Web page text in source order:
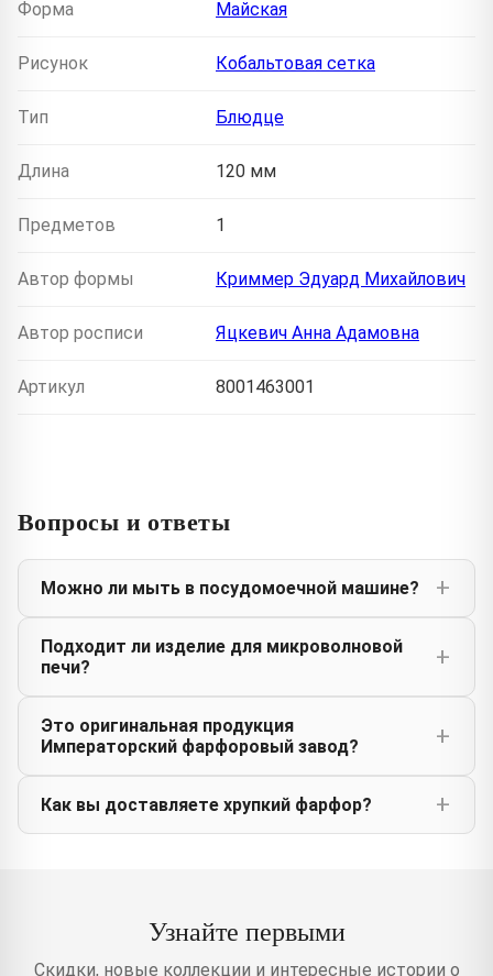
Форма Майская
Рисунок Кобальтовая сетка
Тип Блюдце
Длина 120 мм
Предметов 1
Автор формы Криммер Эдуард Михайлович
Автор росписи Яцкевич Анна Адамовна
Артикул 8001463001
Вопросы и ответы
Можно ли мыть в посудомоечной машине?
Подходит ли изделие для микроволновой
печи?
Это оригинальная продукция
Императорский фарфоровый завод?
Как вы доставляете хрупкий фарфор?
Узнайте первыми
Скидки, новые коллекции и интересные истории о